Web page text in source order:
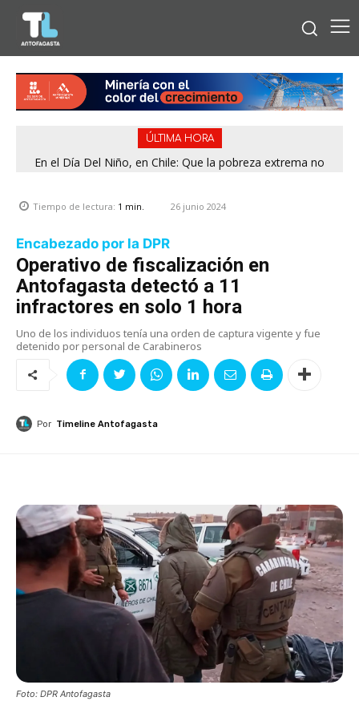
ÚLTIMA HORA
En el Día Del Niño, en Chile: Que la pobreza extrema no
Tiempo de lectura: 1 min. 26 junio 2024
Encabezado por la DPR
Operativo de fiscalización en
Antofagasta detectó a 11
infractores en solo 1 hora
Uno de los individuos tenía una orden de captura vigente y fue
detenido por personal de Carabineros
Por Timeline Antofagasta
Foto: DPR Antofagasta